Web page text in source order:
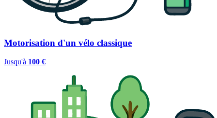
Motorisation d'un vélo classique
Jusqu'à 100 €